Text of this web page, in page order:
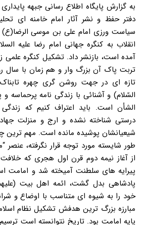
به گزارش پایگاه اطلاع رسانی جبهه
دفتر حفظ و نشر آثار امام خامنه ای
سیاست ورزی امام علی بن موسی الرضا(ع)
آمده است، بازنشر داد. تشکیل کنگره علمی
تربت پاک آن بزرگ وار و هم زمان با سال
تازه ای در جهت روشن گری چهره
السّلام) و آشنائی با زندگی نامه پرحماسه
الشأن است. باید اعتراف کنیم که زندگی
درستی شناخته نشده و ارج و منزلت
شیعیانشان پوشیده مانده است. مهم ترین
طور شایسته مورد توجه قرار نگرفته، عنصر
از آغاز نیمه دوم قرن اول هجری که
پیرایه های سلطنت آمیخته شد و امامت
پادشاهی بدل گشت، ائمه اهل بیت
خود را به شیوه ای متناسب با اوضاع و
مبارزه بزرگ ترین هدفش تشکیل نظام
پایه امامت بود. تاریخ نتوانسته است